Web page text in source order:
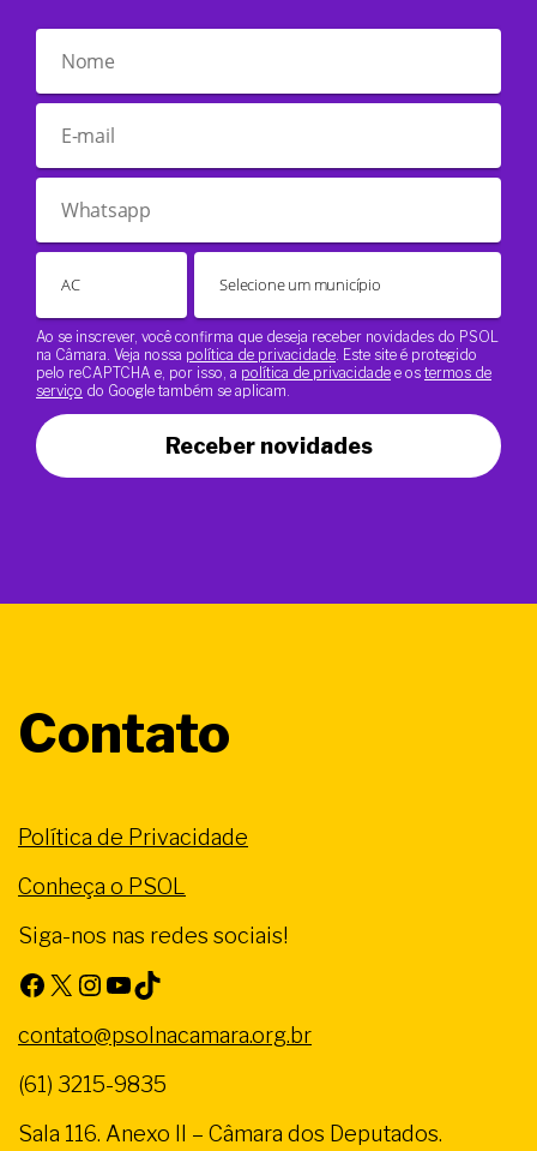
Ao se inscrever, você confirma que deseja receber novidades do PSOL
na Câmara. Veja nossa política de privacidade . Este site é protegido
pelo reCAPTCHA e, por isso, a política de privacidade e os termos de
serviço do Google também se aplicam.
Receber novidades
Contato
Política de Privacidade
Conheça o PSOL
Siga-nos nas redes sociais!
Facebook X Instagram Youtube TikTok
contato@psolnacamara.org.br
(61) 3215-9835
Sala 116. Anexo II – Câmara dos Deputados.